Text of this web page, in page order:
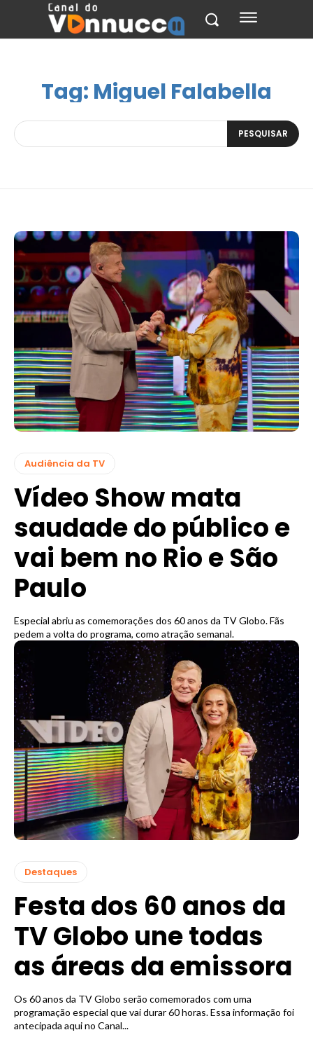
Tag: Miguel Falabella
PESQUISAR
Audiência da TV
Vídeo Show mata
saudade do público e
vai bem no Rio e São
Paulo
Especial abriu as comemorações dos 60 anos da TV Globo. Fãs
pedem a volta do programa, como atração semanal.
Destaques
Festa dos 60 anos da
TV Globo une todas
as áreas da emissora
Os 60 anos da TV Globo serão comemorados com uma
programação especial que vai durar 60 horas. Essa informação foi
antecipada aqui no Canal...